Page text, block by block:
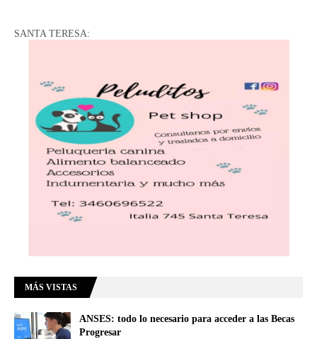
SANTA TERESA:
MÁS VISTAS
ANSES: todo lo necesario para acceder a las Becas
Progresar